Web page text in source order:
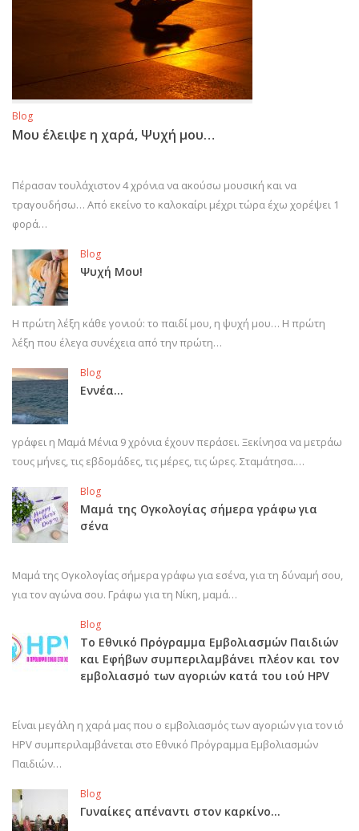
Blog
Μου έλειψε η χαρά, Ψυχή μου…
Πέρασαν τουλάχιστον 4 χρόνια να ακούσω μουσική και να
τραγουδήσω… Από εκείνο το καλοκαίρι μέχρι τώρα έχω χορέψει 1
φορά…
Blog
Ψυχή Μου!
Η πρώτη λέξη κάθε γονιού: το παιδί μου, η ψυχή μου… Η πρώτη
λέξη που έλεγα συνέχεια από την πρώτη…
Blog
Εννέα…
γράφει η Μαμά Μένια 9 χρόνια έχουν περάσει. Ξεκίνησα να μετράω
τους μήνες, τις εβδομάδες, τις μέρες, τις ώρες. Σταμάτησα.…
Blog
Μαμά της Ογκολογίας σήμερα γράφω για
σένα
Μαμά της Ογκολογίας σήμερα γράφω για εσένα, για τη δύναμή σου,
για τον αγώνα σου. Γράφω για τη Νίκη, μαμά…
Blog
Το Εθνικό Πρόγραμμα Εμβολιασμών Παιδιών
και Εφήβων συμπεριλαμβάνει πλέον και τον
εμβολιασμό των αγοριών κατά του ιού HPV
Είναι μεγάλη η χαρά μας που ο εμβολιασμός των αγοριών για τον ιό
HPV συμπεριλαμβάνεται στο Εθνικό Πρόγραμμα Εμβολιασμών
Παιδιών…
Blog
Γυναίκες απέναντι στον καρκίνο…